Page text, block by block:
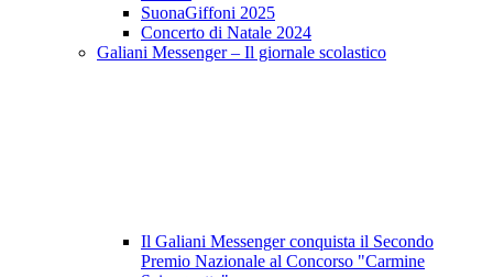
SuonaGiffoni 2025
Concerto di Natale 2024
Galiani Messenger – Il giornale scolastico
Il Galiani Messenger conquista il Secondo
Premio Nazionale al Concorso "Carmine